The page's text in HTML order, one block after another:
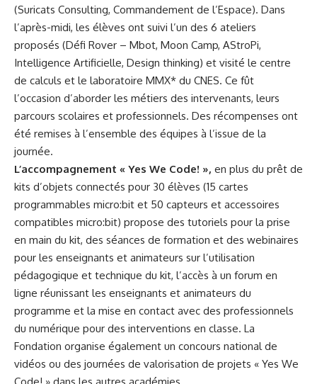
(Suricats Consulting, Commandement de l’Espace). Dans
l’après-midi, les élèves ont suivi l’un des 6 ateliers
proposés (Défi Rover – Mbot, Moon Camp, AStroPi,
Intelligence Artificielle, Design thinking) et visité le centre
de calculs et le laboratoire MMX* du CNES. Ce fût
l’occasion d’aborder les métiers des intervenants, leurs
parcours scolaires et professionnels. Des récompenses ont
été remises à l’ensemble des équipes à l’issue de la
journée.
L’accompagnement « Yes We Code! », en plus du prêt de
kits d’objets connectés pour 30 élèves (15 cartes
programmables micro:bit et 50 capteurs et accessoires
compatibles micro:bit) propose des tutoriels pour la prise
en main du kit, des séances de formation et des webinaires
pour les enseignants et animateurs sur l’utilisation
pédagogique et technique du kit, l’accès à un forum en
ligne réunissant les enseignants et animateurs du
programme et la mise en contact avec des professionnels
du numérique pour des interventions en classe. La
Fondation organise également un concours national de
vidéos ou des journées de valorisation de projets « Yes We